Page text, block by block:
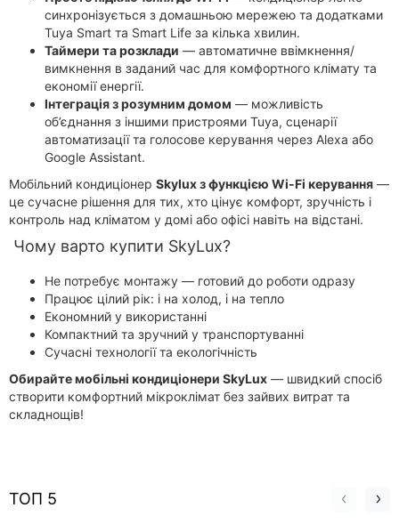
синхронізується з домашньою мережею та додатками
Tuya Smart та Smart Life за кілька хвилин.
Таймери та розклади — автоматичне ввімкнення/
вимкнення в заданий час для комфортного клімату та
економії енергії.
Інтеграція з розумним домом — можливість
об’єднання з іншими пристроями Tuya, сценарії
автоматизації та голосове керування через Alexa або
Google Assistant.
Мобільний кондиціонер Skylux з функцією Wi‑Fi керування —
це сучасне рішення для тих, хто цінує комфорт, зручність і
контроль над кліматом у домі або офісі навіть на відстані.
Чому варто купити SkyLux?
Не потребує монтажу — готовий до роботи одразу
Працює цілий рік: і на холод, і на тепло
Економний у використанні
Компактний та зручний у транспортуванні
Сучасні технології та екологічність
Обирайте мобільні кондиціонери SkyLux — швидкий спосіб
створити комфортний мікроклімат без зайвих витрат та
складнощів!
ТОП 5